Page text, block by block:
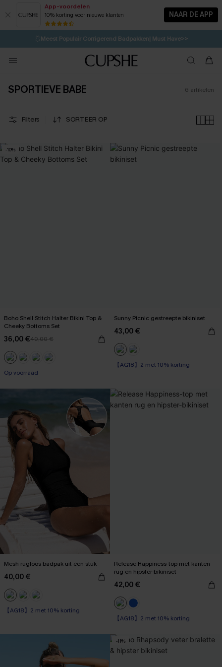
App-voordelen
10% korting voor nieuwe klanten NAAR DE APP
⚡️LAATSTE KANS | Tot 50% korting>>
🩱Meest Populair Corrigerend Badpakken| Must Have>>
💌Abonneer je & ontvang tot 15% korting>>
Koop 3, krijg 15% korting | CODE: SW15
SPORTIEVE BABE 6 artikelen
Filters SORTEER OP
-10%
Boho Shell Stitch Halter Bikini Top &
Cheeky Bottoms Set
36,00 €40,00 €
Op voorraad
Sunny Picnic gestreepte bikiniset
43,00 €
【AG18】2 met 10% korting
【AG18】2 met 10% korting
Mesh rugloos badpak uit één stuk
40,00 €
【AG18】2 met 10% korting
【AG18】2 met 10% korting
Release Happiness-top met kanten
rug en hipster-bikiniset
42,00 €
【AG18】2 met 10% korting
【AG18】2 met 10% korting
-11%